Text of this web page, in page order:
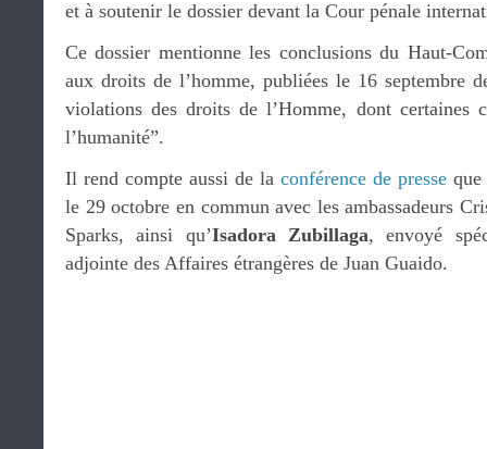
et à soutenir le dossier devant la Cour pénale
Ce dossier mentionne les conclusions du Haut-
aux droits de l’homme, publiées le 16 septembre
violations des droits de l’Homme, dont certaines
l’humanité”.
Il rend compte aussi de la conférence de presse que
le 29 octobre en commun avec les ambassadeurs
Sparks, ainsi qu’Isadora Zubillaga, envoyé
adjointe des Affaires étrangères de Juan Guaido.